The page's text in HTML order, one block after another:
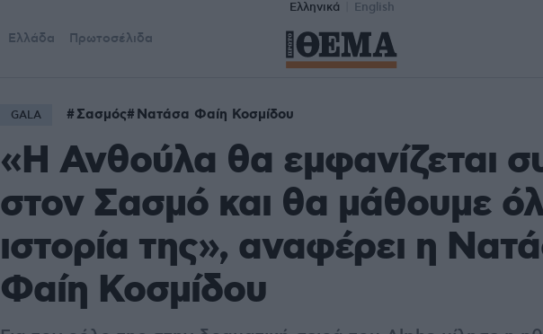
Ελληνικά English
Ελλάδα Πρωτοσέλιδα
GALA Σασμός Νατάσα Φαίη Κοσμίδου
«Η Ανθούλα θα εμφανίζεται
στον Σασμό και θα μάθουμε
ιστορία της», αναφέρει η
Φαίη Κοσμίδου